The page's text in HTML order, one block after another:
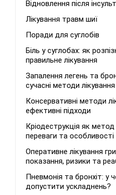
Відновлення після
Лікування травм шиї
Поради для суглобів
Біль у суглобах: як
правильне лікування
Запалення легень та
сучасні методи лікування
Консервативні методи
ефективні підходи
Кріодеструкція як
переваги та
Оперативне лікування
показання, ризики та
Пневмонія та бронхіт: у
допустити ускладнень?